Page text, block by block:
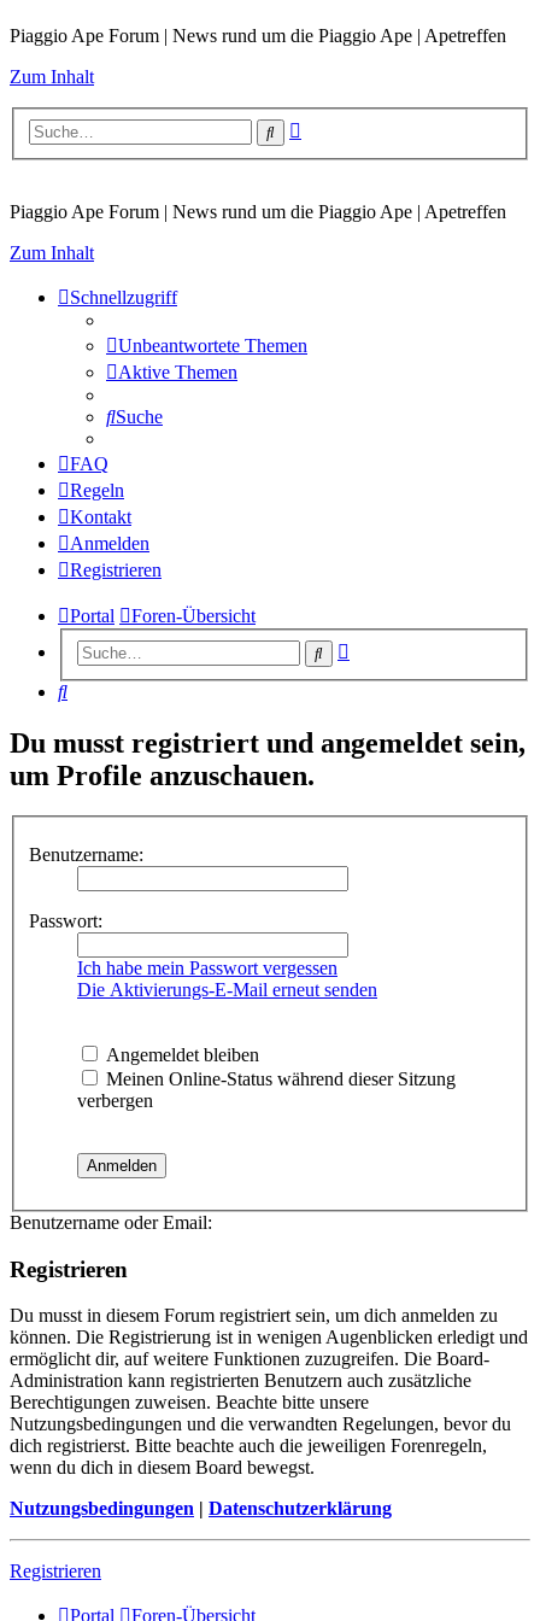
Piaggio Ape Forum | News rund um die Piaggio Ape | Apetreffen
Zum Inhalt
Suche
Piaggio Ape Forum | News rund um die Piaggio Ape | Apetreffen
Zum Inhalt
Schnellzugriff
Unbeantwortete Themen
Aktive Themen
Suche
FAQ
Regeln
Kontakt
Anmelden
Registrieren
Portal Foren-Übersicht
Suche
Suche
Du musst registriert und angemeldet sein,
um Profile anzuschauen.
Benutzername:
Passwort:
Ich habe mein Passwort vergessen
Die Aktivierungs-E-Mail erneut senden
Angemeldet bleiben
Meinen Online-Status während dieser Sitzung
verbergen
Benutzername oder Email:
Registrieren
Du musst in diesem Forum registriert sein, um dich anmelden zu
können. Die Registrierung ist in wenigen Augenblicken erledigt und
ermöglicht dir, auf weitere Funktionen zuzugreifen. Die Board-
Administration kann registrierten Benutzern auch zusätzliche
Berechtigungen zuweisen. Beachte bitte unsere
Nutzungsbedingungen und die verwandten Regelungen, bevor du
dich registrierst. Bitte beachte auch die jeweiligen Forenregeln,
wenn du dich in diesem Board bewegst.
Nutzungsbedingungen
Datenschutzerklärung
Registrieren
Portal Foren-Übersicht